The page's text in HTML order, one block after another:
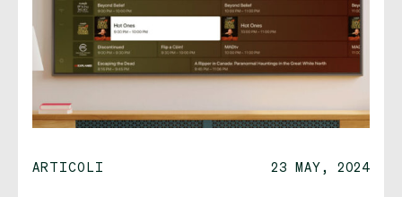
ARTICOLI 23 MAY, 2024